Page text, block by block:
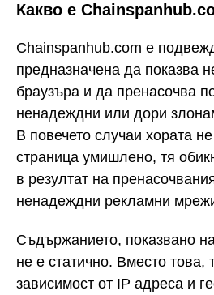
Какво е
Chainspanhub.com е
предназначена да показва
браузъра и да пренасочва
ненадеждни или дори
В повечето случаи хората
страница умишлено, тя
в резултат на
ненадеждни рекламни
Съдържанието, показвано
не е статично. Вместо това,
зависимост от IP адреса и